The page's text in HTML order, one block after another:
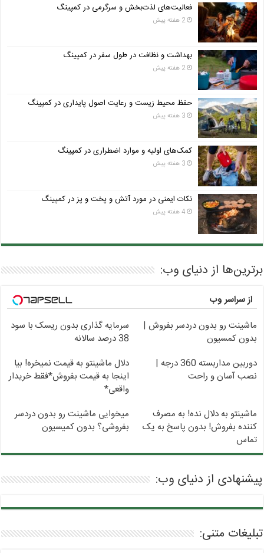
فعالیت‌های لذت‌بخش و سرگرمی در کمپینگ
2 هفته پیش
بهداشت و نظافت در طول سفر در کمپینگ
2 هفته پیش
حفظ محیط زیست و رعایت اصول پایداری در کمپینگ
3 هفته پیش
کمک‌های اولیه و موارد اضطراری در کمپینگ
3 هفته پیش
نکات ایمنی در مورد آتش و پخت و پز در کمپینگ
4 هفته پیش
برترین‌ها از دنیای وب:
از سراسر وب
ماشینت رو بدون دردسر بفروش |
بدون کمسیون
سرمایه گذاری بدون ریسک با سود
38 درصد سالانه
دوربین مداربسته 360 درجه |
نصب آسان و راحت
دلال ماشینتو به قیمت نمیخره! بیا
اینجا به قیمت بفروش*فقط خریدار
واقعی*
ماشینتو به دلال نده! به مصرف
کننده بفروش! بدون پاسخ به یک
تماس
میخوایی ماشینت رو بدون دردسر
بفروشی؟ بدون کمیسیون
پیشنهادی از دنیای وب:
تبلیغات متنی: